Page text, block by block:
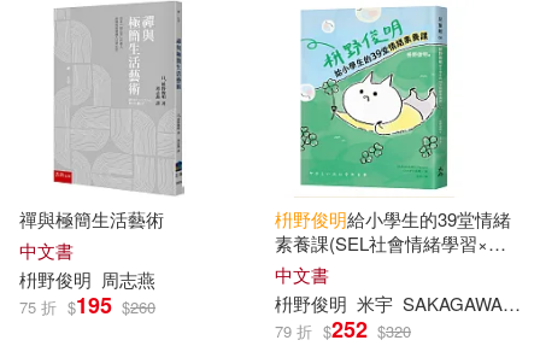
禪與極簡生活藝術
中文書
枡野俊明 周志燕
75 折 $195 $260
枡野俊明給小學生的39堂情緒
素養課(SEL社會情緒學習×品
格教育)
中文書
枡野俊明 米宇 SAKAGAWA Narumi（さかがわ成美）
79 折 $252 $320